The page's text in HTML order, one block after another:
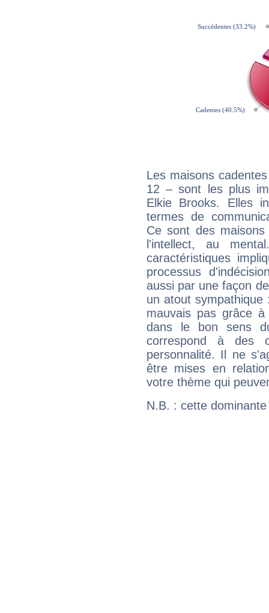
Les maisons
12 – sont les plus
Elkie Brooks. Elles
termes de
Ce sont des
l'intellect, au
caractéristiques
processus
aussi par une façon
un atout
mauvais pas grâce
dans le bon sens
correspond à des
personnalité. Il ne
être mises en
votre thème qui
N.B. : cette